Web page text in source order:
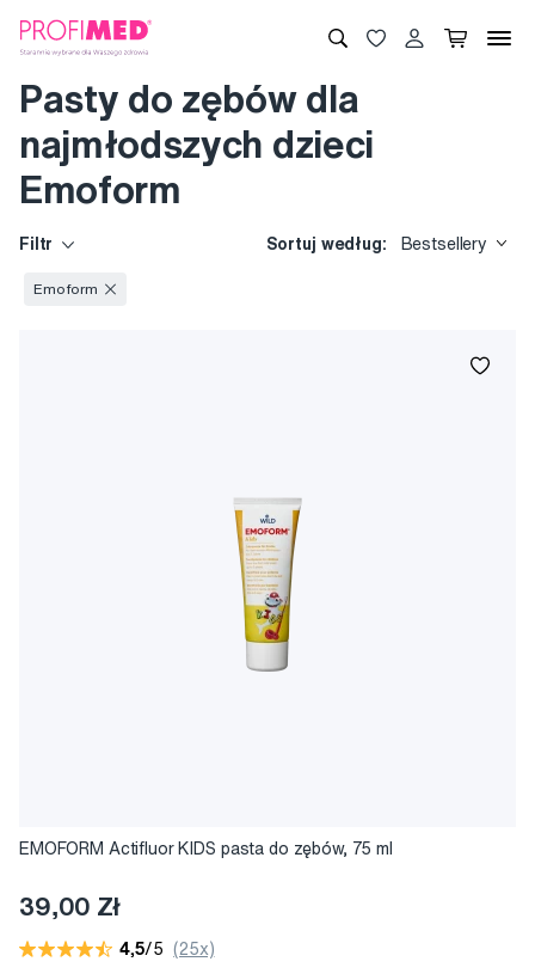
Pasty do zębów dla
najmłodszych dzieci
Emoform
Filtr Sortuj według: Bestsellery
Emoform
EMOFORM Actifluor KIDS pasta do zębów, 75 ml
39,00 Zł
4,5/5 (25x)